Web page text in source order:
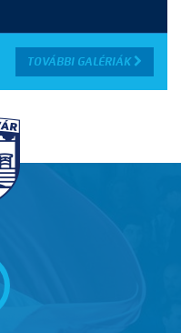
TOVÁBBI GALÉRIÁK